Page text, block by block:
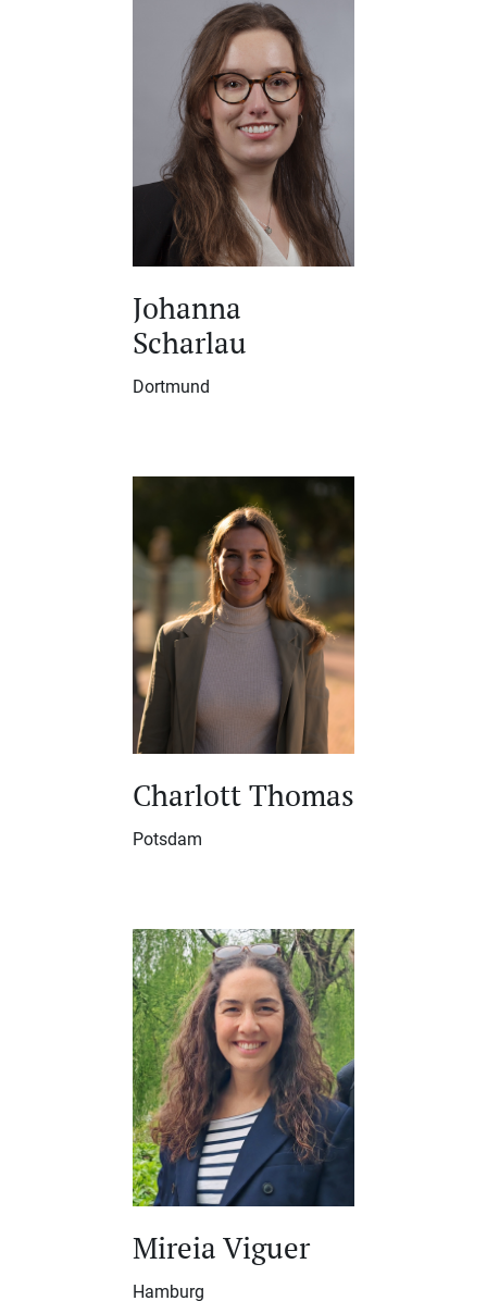
Johanna
Scharlau
Dortmund
Charlott Thomas
Potsdam
Mireia Viguer
Hamburg